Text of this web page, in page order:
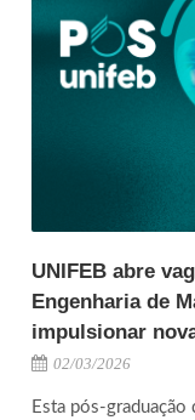
UNIFEB abre
Engenharia de
impulsionar
02/03/2026
Esta pós-